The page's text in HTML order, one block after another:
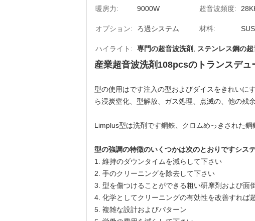
暖房力: 9000W 超音波頻度:
オプション: ろ過システム 材料:
ハイライト: 専門の超音波洗剤 ステンレス鋼の超
産業超音波洗剤108pcsのトランスデ
型の使用はです注入の型およびダイスをきれいに
ら浸炭窒化、型解放、ガス処理、点滅の、他の残
Limplus型は洗剤です鋼鉄、クロムめっきされた
型の強調の特徴のいくつかは次のとおりですシス
1. 維持のダウンタイムを減らして下さい
2. 手のクリーニングを除去して下さい
3. 型を傷つけることができる粗い研摩剤および面
4. 化学としてクリーニングの有効性を改善すれば
5. 複雑な設計およびパターン